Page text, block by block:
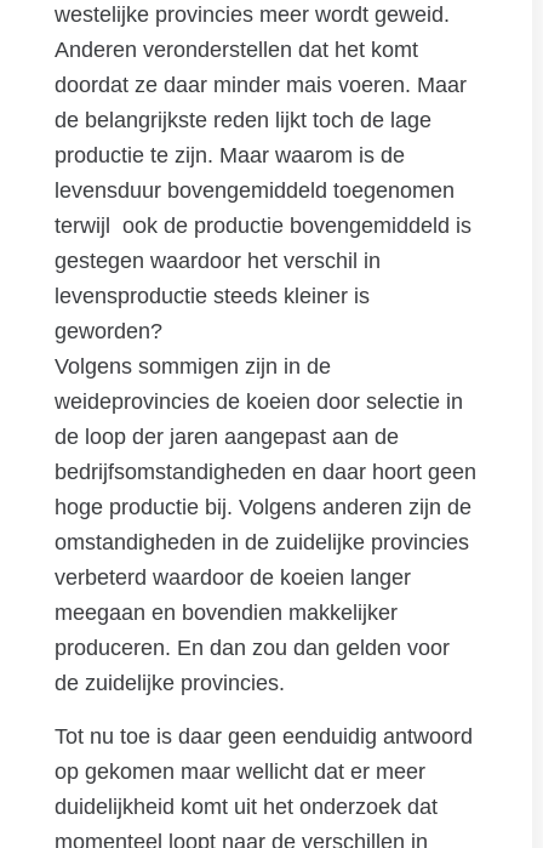
westelijke provincies meer wordt geweid.
Anderen veronderstellen dat het komt
doordat ze daar minder mais voeren. Maar
de belangrijkste reden lijkt toch de lage
productie te zijn. Maar waarom is de
levensduur bovengemiddeld toegenomen
terwijl ook de productie bovengemiddeld is
gestegen waardoor het verschil in
levensproductie steeds kleiner is
geworden?
Volgens sommigen zijn in de
weideprovincies de koeien door selectie in
de loop der jaren aangepast aan de
bedrijfsomstandigheden en daar hoort geen
hoge productie bij. Volgens anderen zijn de
omstandigheden in de zuidelijke provincies
verbeterd waardoor de koeien langer
meegaan en bovendien makkelijker
produceren. En dan zou dan gelden voor
de zuidelijke provincies.
Tot nu toe is daar geen eenduidig antwoord
op gekomen maar wellicht dat er meer
duidelijkheid komt uit het onderzoek dat
momenteel loopt naar de verschillen in